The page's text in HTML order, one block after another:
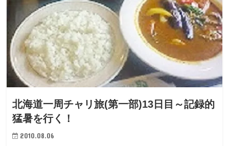
北海道一周チャリ旅(第一部)13日目～記録的
猛暑を行く！
2010.08.06